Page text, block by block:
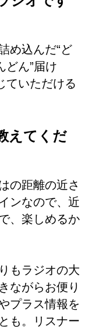
め込んだ“ど
どん”届け
ていただける
えてくだ
の距離の近さ
ンなので、近
、楽しめるか
もラジオの大
ながらお便り
プラス情報を
も。リスナー